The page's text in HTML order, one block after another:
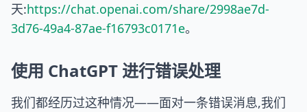
天:https://chat.openai.com/share/2998ae7d-
3d76-49a4-87ae-f16793c0171e。
使用 ChatGPT 进行错误处理
我们都经历过这种情况——面对一条错误消息,我们